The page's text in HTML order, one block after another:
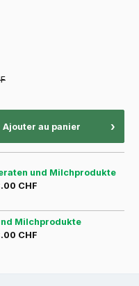
Ajouter au panier ›
und Milchprodukte
CHF
Milchprodukte
CHF